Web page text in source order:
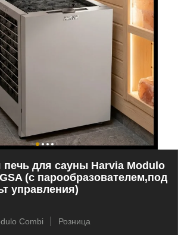
печь для сауны Harvia Modulo
(с парообразователем,под
управления)
Combi
Розница